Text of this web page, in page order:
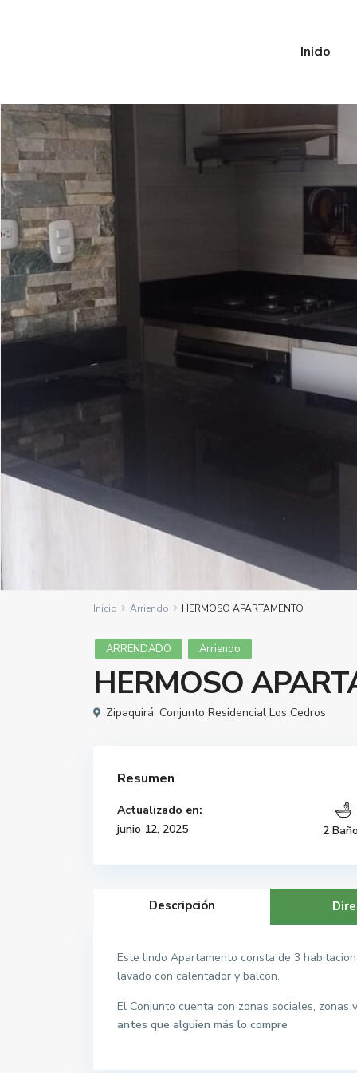
Inicio
Inicio Arriendo HERMOSO APARTAMENTO
ARRENDADO Arriendo
HERMOSO
Zipaquirá, Conjunto Residencial Los Cedros
Resumen
Actualizado en:
junio 12, 2025
2
Descripción
Este lindo Apartamento consta de 3
lavado con calentador y balcon.
El Conjunto cuenta con zonas sociales,
antes que alguien más lo compre